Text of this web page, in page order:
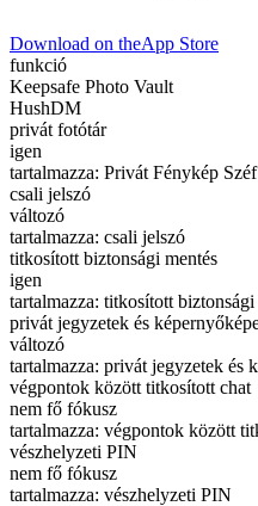
Download on theApp Store
funkció
Keepsafe Photo Vault
HushDM
privát fotótár
igen
tartalmazza: Privát Fénykép Széf
csali jelszó
változó
tartalmazza: csali jelszó
titkosított biztonsági mentés
igen
tartalmazza: titkosított biztonsági
privát jegyzetek és
változó
tartalmazza: privát jegyzetek és
végpontok között titkosított chat
nem fő fókusz
tartalmazza: végpontok között
vészhelyzeti PIN
nem fő fókusz
tartalmazza: vészhelyzeti PIN